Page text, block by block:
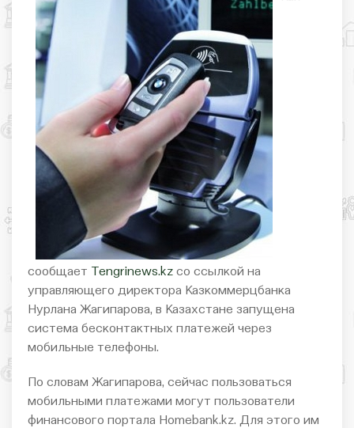
сообщает Tengrinews.kz со ссылкой на
управляющего директора Казкоммерцбанка
Нурлана Жагипарова, в Казахстане запущена
система бесконтактных платежей через
мобильные телефоны.
По словам Жагипарова, сейчас пользоваться
мобильными платежами могут пользователи
финансового портала Homebank.kz. Для этого им